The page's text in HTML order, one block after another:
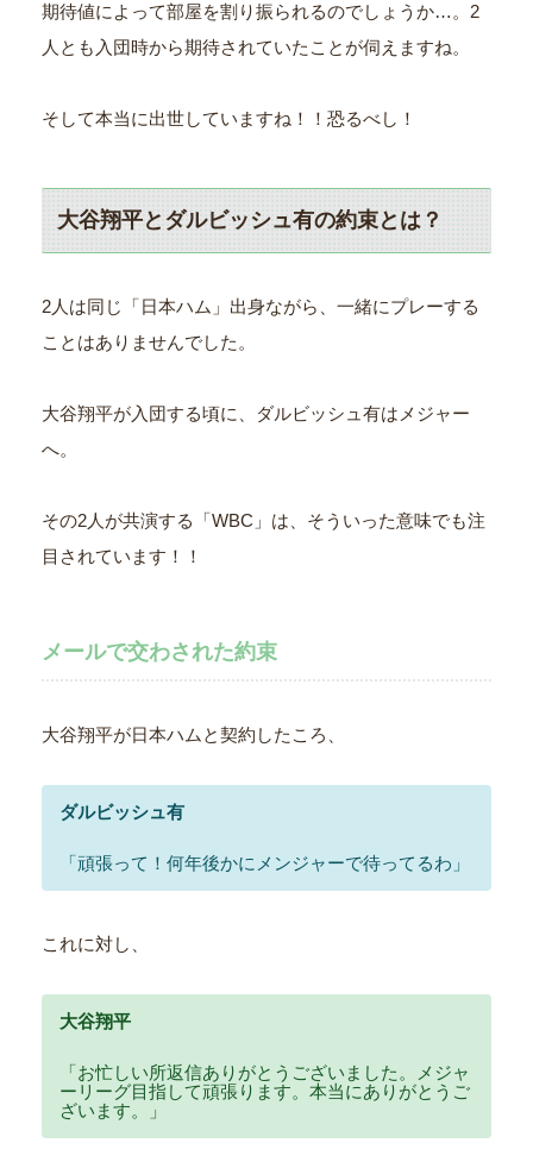
期待値によって部屋を割り振られるのでしょうか…。2
人とも入団時から期待されていたことが伺えますね。
そして本当に出世していますね！！恐るべし！
大谷翔平とダルビッシュ有の約束とは？
2人は同じ「日本ハム」出身ながら、一緒にプレーする
ことはありませんでした。
大谷翔平が入団する頃に、ダルビッシュ有はメジャー
へ。
その2人が共演する「WBC」は、そういった意味でも注
目されています！！
メールで交わされた約束
大谷翔平が日本ハムと契約したころ、
ダルビッシュ有
「頑張って！何年後かにメンジャーで待ってるわ」
これに対し、
大谷翔平
「お忙しい所返信ありがとうございました。メジャ
ーリーグ目指して頑張ります。本当にありがとうご
ざいます。」